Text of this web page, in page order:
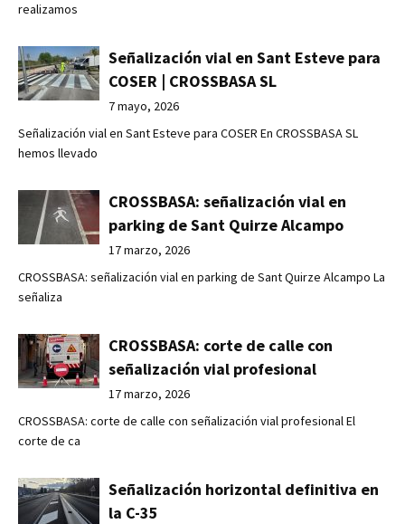
realizamos
Señalización vial en Sant Esteve para
COSER | CROSSBASA SL
7 mayo, 2026
Señalización vial en Sant Esteve para COSER En CROSSBASA SL
hemos llevado
CROSSBASA: señalización vial en
parking de Sant Quirze Alcampo
17 marzo, 2026
CROSSBASA: señalización vial en parking de Sant Quirze Alcampo La
señaliza
CROSSBASA: corte de calle con
señalización vial profesional
17 marzo, 2026
CROSSBASA: corte de calle con señalización vial profesional El
corte de ca
Señalización horizontal definitiva en
la C-35